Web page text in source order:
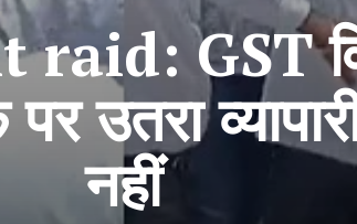
GST
उतरा
नहीं